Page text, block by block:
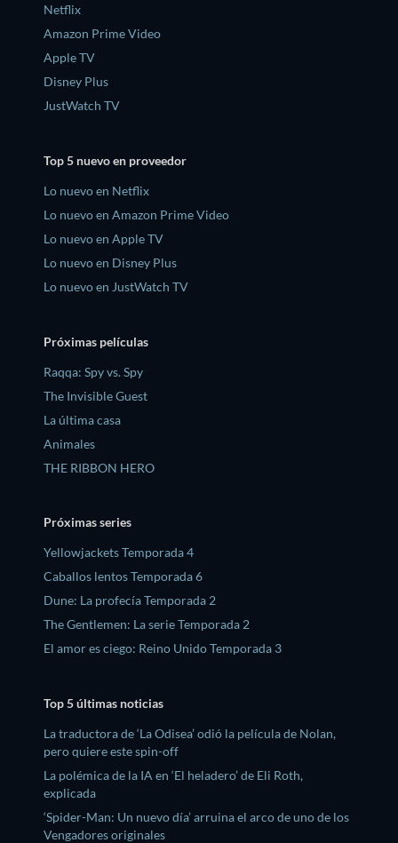
Netflix
Amazon Prime Video
Apple TV
Disney Plus
JustWatch TV
Top 5 nuevo en proveedor
Lo nuevo en Netflix
Lo nuevo en Amazon Prime Video
Lo nuevo en Apple TV
Lo nuevo en Disney Plus
Lo nuevo en JustWatch TV
Próximas películas
Raqqa: Spy vs. Spy
The Invisible Guest
La última casa
Animales
THE RIBBON HERO
Próximas series
Yellowjackets Temporada 4
Caballos lentos Temporada 6
Dune: La profecía Temporada 2
The Gentlemen: La serie Temporada 2
El amor es ciego: Reino Unido Temporada 3
Top 5 últimas noticias
La traductora de ‘La Odisea’ odió la película de Nolan,
pero quiere este spin-off
La polémica de la IA en ‘El heladero’ de Eli Roth,
explicada
‘Spider-Man: Un nuevo día’ arruina el arco de uno de los
Vengadores originales